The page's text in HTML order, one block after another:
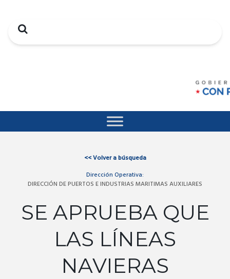
Search
<<Volver a búsqueda
Dirección Operativa:
DIRECCIÓN DE PUERTOS E INDUSTRIAS MARITIMAS AUXILIARES
SE APRUEBA QUE
LAS LÍNEAS
NAVIERAS